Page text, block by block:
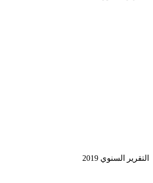
السنوي 2019